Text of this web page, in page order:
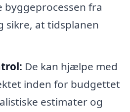
byggeprocessen fra
sikre, at tidsplanen
De kan hjælpe med
inden for budgettet
estimater og